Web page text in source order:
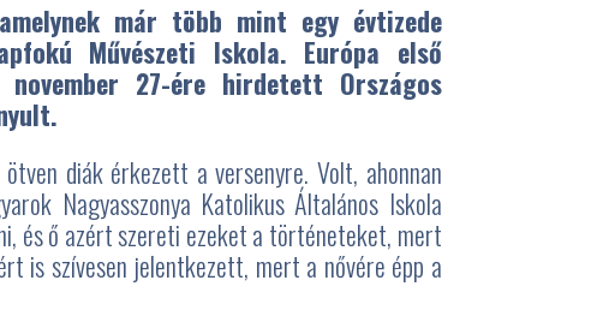
már több mint egy évtizede
Művészeti Iskola. Európa első
27-ére hirdetett Országos
diák érkezett a versenyre. Volt, ahonnan
Nagyasszonya Katolikus Általános Iskola
és ő azért szereti ezeket a történeteket, mert
is szívesen jelentkezett, mert a nővére épp a